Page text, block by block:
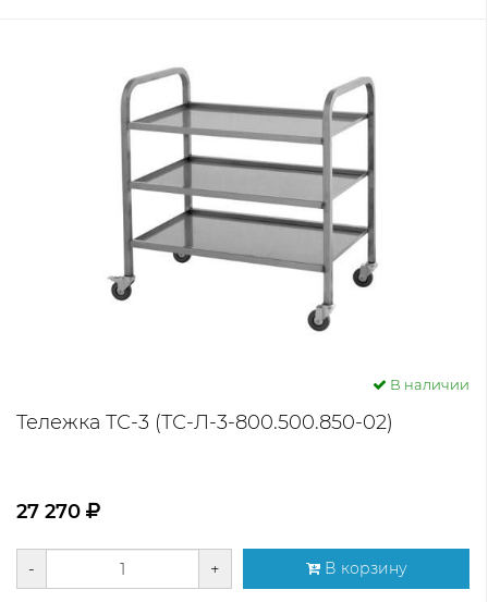
В наличии
Тележка ТС-3 (ТС-Л-3-800.500.850-02)
27 270
- + В корзину